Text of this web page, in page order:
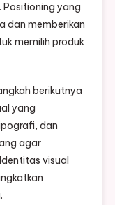
Positioning yang
dan memberikan
memilih produk
berikutnya
yang
dan
agar
visual